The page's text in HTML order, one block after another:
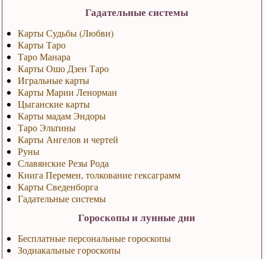
Гадательные системы
Карты Судьбы (Любви)
Карты Таро
Таро Манара
Карты Ошо Дзен Таро
Игральные карты
Карты Марии Ленорман
Цыганские карты
Карты мадам Эндоры
Таро Эльтины
Карты Ангелов и чертей
Руны
Славянские Резы Рода
Книга Перемен, толкование гексаграмм
Карты Сведенборга
Гадательные системы
Гороскопы и лунные дни
Бесплатные персональные гороскопы
Зодиакальные гороскопы